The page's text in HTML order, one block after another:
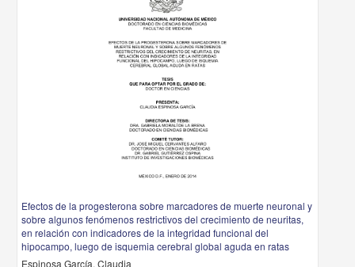
Efectos de la progesterona sobre marcadores de muerte neuronal y
sobre algunos fenómenos restrictivos del crecimiento de neuritas,
en relación con indicadores de la integridad funcional del
hipocampo, luego de isquemia cerebral global aguda en ratas
Espinosa García, Claudia